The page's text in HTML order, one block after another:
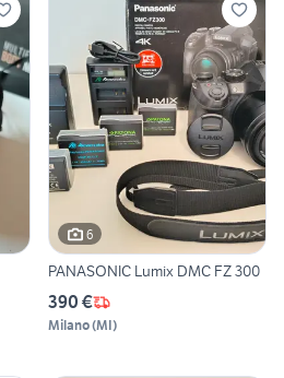
6
PANASONIC Lumix DMC FZ 300
390 €
Milano(MI)